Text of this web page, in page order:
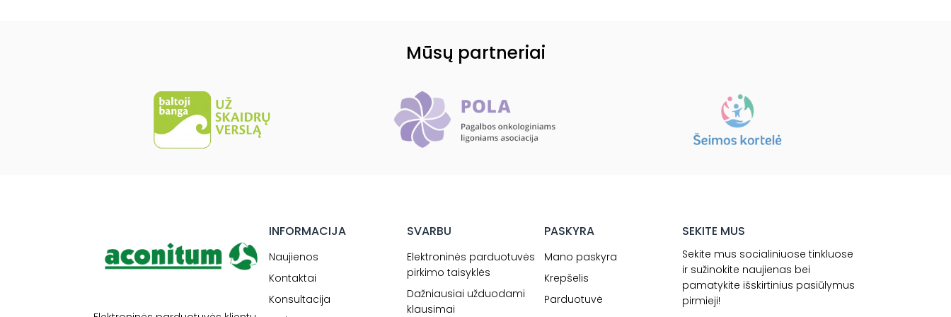
Mūsų partneriai
INFORMACIJA
Naujienos
Kontaktai
Konsultacija
SVARBU
Elektroninės parduotuvės
pirkimo taisyklės
Dažniausiai užduodami
klausimai
PASKYRA
Mano paskyra
Krepšelis
Parduotuvė
SEKITE MUS
Sekite mus socialiniuose tinkluose
ir sužinokite naujienas bei
pamatykite išskirtinius pasiūlymus
pirmieji!